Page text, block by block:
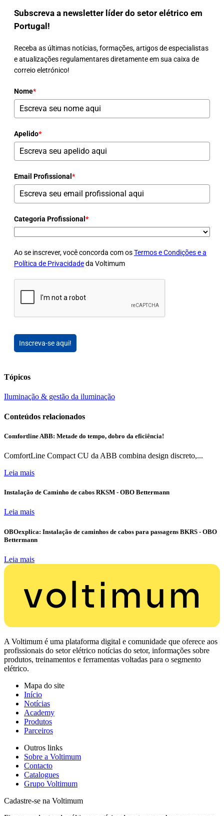
Subscreva a newsletter líder do setor elétrico em
Portugal!
Receba as últimas notícias, formações, artigos de especialistas
e atualizações regulamentares diretamente em sua caixa de
correio eletrónico!
Nome*
Apelido*
Email Profissional *
Categoria Profissional *
Ao se inscrever, você concorda com osTermos e Condições e a
Política de Privacidadeda Voltimum
Inscreva-se aqui!
Tópicos
Iluminação & gestão da iluminação
Conteúdos relacionados
Comfortline ABB: Metade do tempo, dobro da eficiência!
ComfortLine Compact CU da ABB combina design discreto,...
Leia mais
Instalação de Caminho de cabos RKSM - OBO Bettermann
Leia mais
OBOexplica: Instalação de caminhos de cabos para passagens BKRS - OBO
Bettermann
Leia mais
A Voltimum é uma plataforma digital e comunidade que oferece aos
profissionais do setor elétrico notícias do setor, informações sobre
produtos, treinamentos e ferramentas voltadas para o segmento
elétrico.
Mapa do site
Início
Notícias
Academy
Produtos
Parceiros
Outros links
Sobre a Voltimum
Contacto
Catalogues
Grupo Voltimum
Cadastre-se na Voltimum